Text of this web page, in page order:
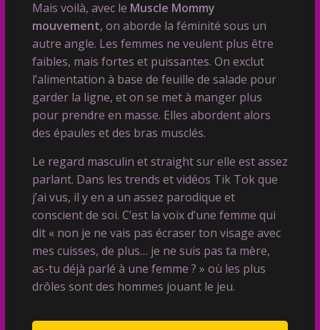
Mais voilà, avec le Muscle Mommy
mouvement, on aborde la féminité sous un
autre angle. Les femmes ne veulent plus être
faibles, mais fortes et puissantes. On exclut
l’alimentation à base de feuille de salade pour
garder la ligne, et on se met à manger plus
pour prendre en masse. Elles abordent alors
des épaules et des bras musclés.
Le regard masculin et straight sur elle est assez
parlant. Dans les trends et vidéos Tik Tok que
j’ai vus, il y en a un assez parodique et
conscient de soi. C’est la voix d’une femme qui
dit « non je ne vais pas écraser ton visage avec
mes cuisses, de plus… je ne suis pas ta mère,
as-tu déjà parlé à une femme ? » où les plus
drôles sont des hommes jouant le jeu.